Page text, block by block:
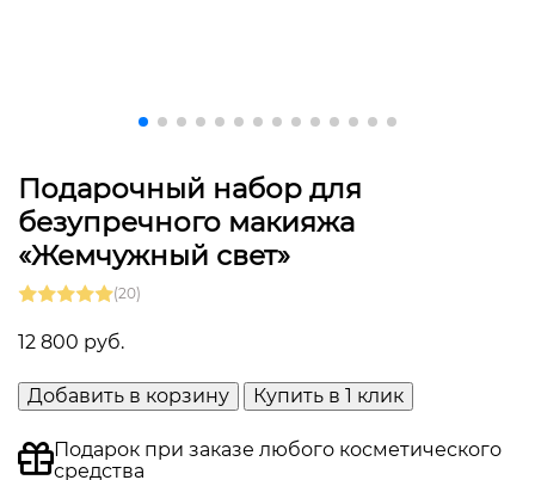
Подарочный набор для
безупречного макияжа
«Жемчужный свет»
(20)
12 800 руб.
Добавить в корзину Купить в 1 клик
Подарок при заказе любого косметического
средства